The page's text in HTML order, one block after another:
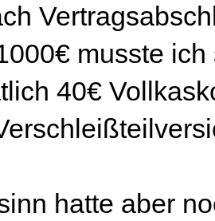
musste
40€
hatte aber